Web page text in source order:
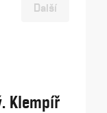
Další
Klempíř